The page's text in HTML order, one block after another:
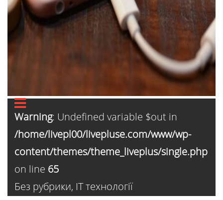
Warning: Undefined variable $out in
/home/livepl00/livepluse.com/www/wp-
content/themes/theme_liveplus/single.php
on line 65
Без рубрики, ІТ технології